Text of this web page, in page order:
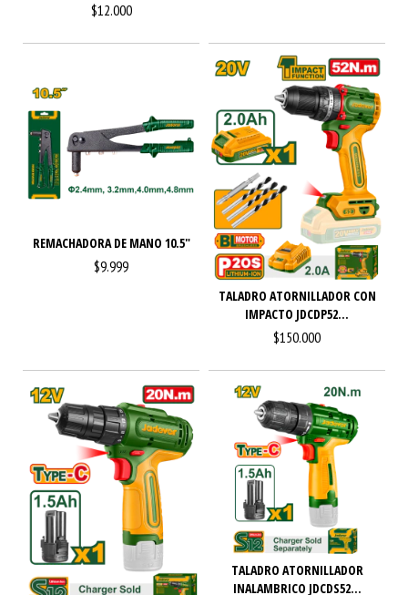
$12.000
REMACHADORA DE MANO 10.5"
$9.999
TALADRO ATORNILLADOR CON
IMPACTO JDCDP52...
$150.000
TALADRO ATORNILLADOR
INALAMBRICO JDCDS52...